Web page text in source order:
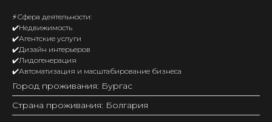
⚡️Сфера деятельности:
✔️Недвижимость
✔️Агентские услуги
✔️Дизайн интерьеров
✔️Лидогенерация
✔️Автоматизация и масштабирование бизнеса
Город проживания: Бургас
Страна проживания: Болгария